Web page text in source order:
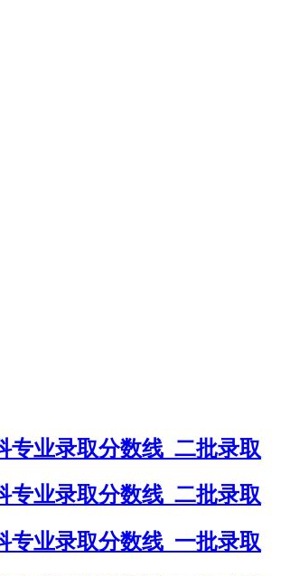
专业录取分数线_二批录取
专业录取分数线_二批录取
专业录取分数线_一批录取